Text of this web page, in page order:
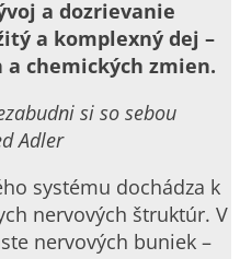
a dozrievanie
a komplexný dej –
chemických zmien.
si so sebou
Adler
systému dochádza k
nervových štruktúr. V
nervových buniek –